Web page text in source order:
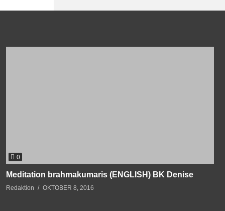
0
Meditation brahmakumaris (ENGLISH) BK Denise
Redaktion OKTOBER 8, 2016